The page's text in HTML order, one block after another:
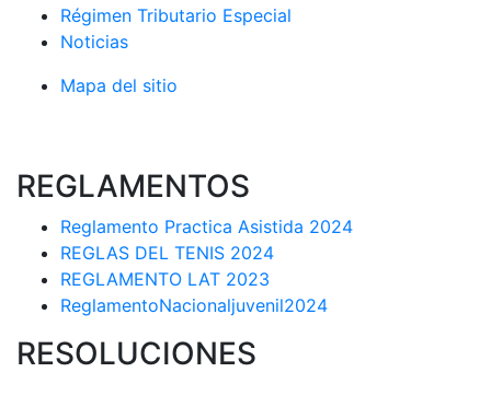
Régimen Tributario Especial
Noticias
Mapa del sitio
REGLAMENTOS
Reglamento Practica Asistida 2024
REGLAS DEL TENIS 2024
REGLAMENTO LAT 2023
ReglamentoNacionaljuvenil2024
RESOLUCIONES